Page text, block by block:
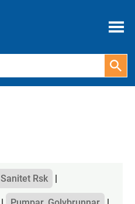
Meny
Sanitet Rsk